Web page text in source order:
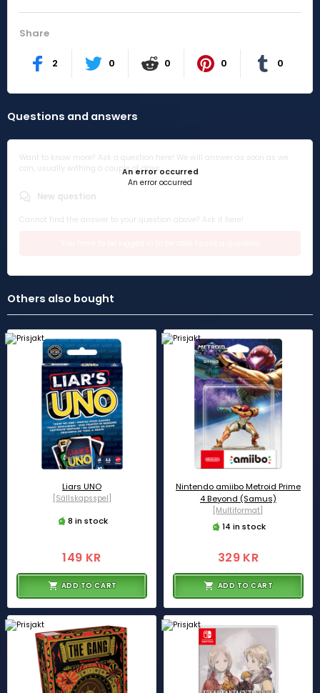
Share
2 0 0 0 0
Questions and answers
An error occurred
An error occurred
Want to know more? Ask a question here! We will answer as soon as we
can, usually withing a couple of days.
New question
Cannot find the answer to your question above? Ask it here!
Others also bought
Liars UNO
[Sällskapsspel]
8 in stock
149 KR
ADD TO CART
Nintendo amiibo Metroid Prime
4 Beyond (Samus)
[Multiformat]
14 in stock
329 KR
ADD TO CART